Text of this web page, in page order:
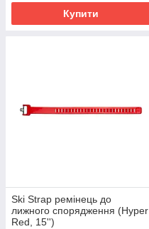
Купити
Ski Strap ремінець до
лижного спорядження (Hyper
Red, 15'')